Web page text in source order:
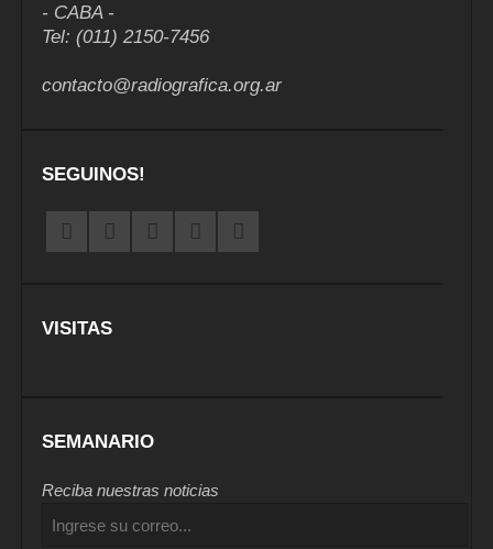
- CABA -
Tel: (011) 2150-7456
contacto@radiografica.org.ar
SEGUINOS!
VISITAS
SEMANARIO
Reciba nuestras noticias